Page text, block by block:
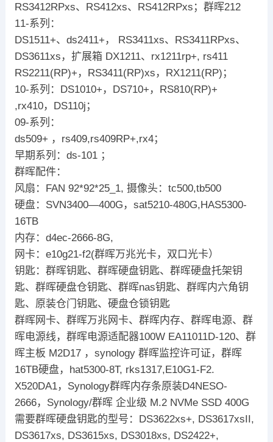
RS3412RPxs、RS412xs、RS412RPxs；群晖212
11-系列：
DS1511+、ds2411+， RS3411xs、RS3411RPxs、
DS3611xs，扩展箱 DX1211、rx1211rp+, rs411
RS2211(RP)+，RS3411(RP)xs，RX1211(RP)；
10-系列：DS1010+，DS710+，RS810(RP)+
,rx410，DS110j；
09-系列：
ds509+ ，rs409,rs409RP+,rx4；
早期系列：ds-101 ；
群晖配件：
风扇：FAN 92*92*25_1, 摄像头：tc500,tb500
硬盘：SVN3400—400G，sat5210-480G,HAS5300-
16TB
内存：d4ec-2666-8G,
网卡：e10g21-f2(群晖万兆光卡，双口光卡）
钥匙：群晖钥匙、群晖硬盘钥匙、群晖硬盘托架钥
匙、群晖硬盘仓钥匙、群晖nas钥匙、群晖内六角钥
匙、原装仓门钥匙、硬盘仓锁钥匙
群晖网卡、群晖万兆网卡、群晖内存、群晖电源、群
晖电源线，群晖电源适配器100W EA11011D-120、群
晖主板 M2D17 ，synology 群晖监控许可证，群晖
16TB硬盘，hat5300-8T, rks1317,E10G1-F2.
X520DA1，Synology群晖内存条原装D4NESO-
2666，Synology/群晖 企业级 M.2 NVMe SSD 400G
需要群晖硬盘钥匙的型号：DS3622xs+, DS3617xsII,
DS3617xs, DS3615xs, DS3018xs, DS2422+,